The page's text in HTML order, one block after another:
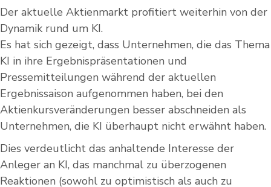
Der aktuelle Aktienmarkt profitiert weiterhin von der
Dynamik rund um KI.
Es hat sich gezeigt, dass Unternehmen, die das Thema
KI in ihre Ergebnispräsentationen und
Pressemitteilungen während der aktuellen
Ergebnissaison aufgenommen haben, bei den
Aktienkursveränderungen besser abschneiden als
Unternehmen, die KI überhaupt nicht erwähnt haben.
Dies verdeutlicht das anhaltende Interesse der
Anleger an KI, das manchmal zu überzogenen
Reaktionen (sowohl zu optimistisch als auch zu